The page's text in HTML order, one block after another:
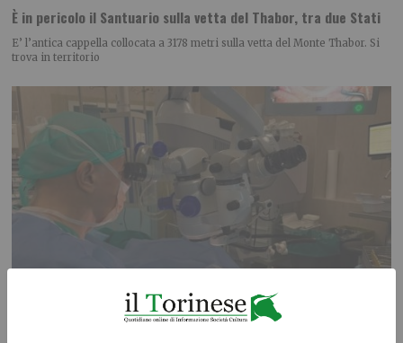
È in pericolo il Santuario sulla vetta del Thabor, tra due Stati
E’ l’antica cappella collocata a 3178 metri sulla vetta del Monte Thabor. Si
trova in territorio